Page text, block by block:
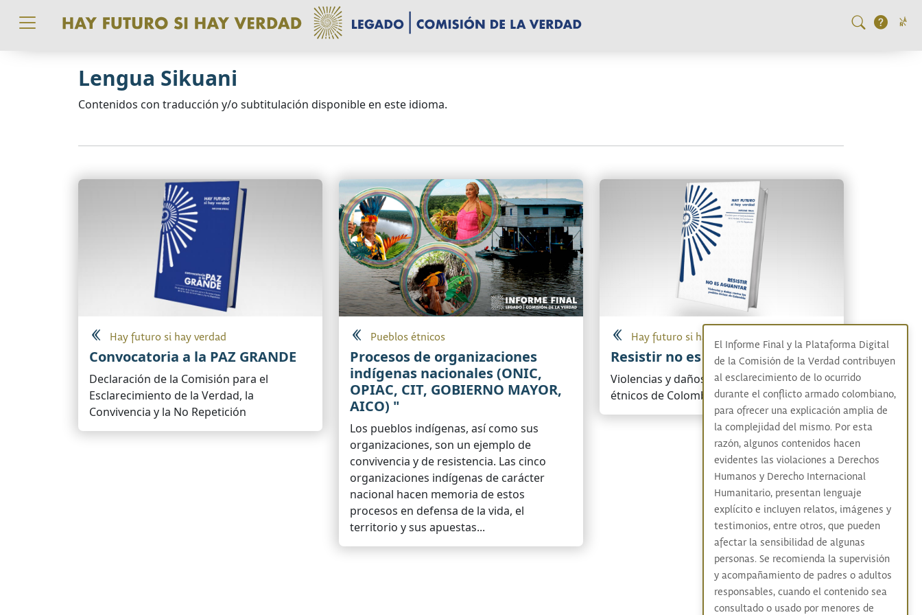
Lengua Sikuani
Contenidos con traducción y/o subtitulación disponible en este idioma.
Hay futuro si hay verdad
Convocatoria a la PAZ GRANDE
Declaración de la Comisión para el
Esclarecimiento de la Verdad, la
Convivencia y la No Repetición
Pueblos étnicos
Procesos de organizaciones
indígenas nacionales (ONIC,
OPIAC, CIT, GOBIERNO MAYOR,
AICO) "
Los pueblos indígenas, así como sus
organizaciones, son un ejemplo de
convivencia y de resistencia. Las cinco
organizaciones indígenas de carácter
nacional hacen memoria de estos
procesos en defensa de la vida, el
territorio y sus apuestas...
Hay futuro si hay verdad
Resistir no es aguantar
Violencias y daños contra los pueblos
étnicos de Colombia
El Informe Final y la Plataforma Digital
de la Comisión de la Verdad contribuyen
al esclarecimiento de lo ocurrido
durante el conflicto armado colombiano,
para ofrecer una explicación amplia de
la complejidad del mismo. Por esta
razón, algunos contenidos hacen
evidentes las violaciones a Derechos
Humanos y Derecho Internacional
Humanitario, presentan lenguaje
explícito e incluyen relatos, imágenes y
testimonios, entre otros, que pueden
afectar la sensibilidad de algunas
personas. Se recomienda la supervisión
y acompañamiento de padres o adultos
responsables, cuando el contenido sea
consultado o usado por menores de